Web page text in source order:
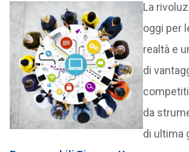
La
oggi per
realtà e
di
da
di ultima